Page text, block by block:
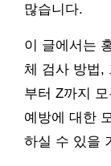
많습니다.
이 글에서는
체 검사 방법,
부터 Z까지
예방에 대한
하실 수 있을